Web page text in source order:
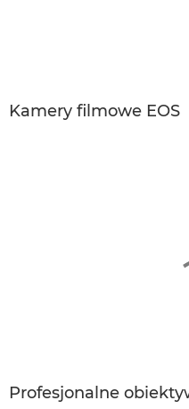
Kamery filmowe EOS
Profesjonalne